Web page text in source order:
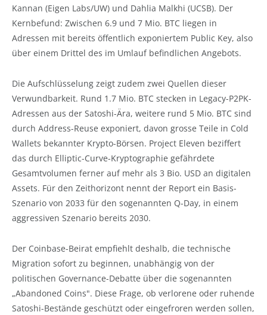
Kannan (Eigen Labs/UW) und Dahlia Malkhi (UCSB). Der
Kernbefund: Zwischen 6.9 und 7 Mio. BTC liegen in
Adressen mit bereits öffentlich exponiertem Public Key, also
über einem Drittel des im Umlauf befindlichen Angebots.
Die Aufschlüsselung zeigt zudem zwei Quellen dieser
Verwundbarkeit. Rund 1.7 Mio. BTC stecken in Legacy-P2PK-
Adressen aus der Satoshi-Ära, weitere rund 5 Mio. BTC sind
durch Address-Reuse exponiert, davon grosse Teile in Cold
Wallets bekannter Krypto-Börsen. Project Eleven beziffert
das durch Elliptic-Curve-Kryptographie gefährdete
Gesamtvolumen ferner auf mehr als 3 Bio. USD an digitalen
Assets. Für den Zeithorizont nennt der Report ein Basis-
Szenario von 2033 für den sogenannten Q-Day, in einem
aggressiven Szenario bereits 2030.
Der Coinbase-Beirat empfiehlt deshalb, die technische
Migration sofort zu beginnen, unabhängig von der
politischen Governance-Debatte über die sogenannten
„Abandoned Coins". Diese Frage, ob verlorene oder ruhende
Satoshi-Bestände geschützt oder eingefroren werden sollen,